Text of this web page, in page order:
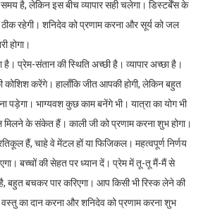
है, लेकिन इस बीच व्यापार सही चलेगा। डिस्टर्बेंस के
ठीक रहेगी। शनिदेव को प्रणाम करना और सूर्य को जल
होगा।
है। प्रेम-संतान की स्थिति अच्छी है। व्यापार अच्छा है।
कोशिश करेंगे। हालाँकि जीत आपकी होगी, लेकिन बहुत
पड़ेगा। भाग्यवश कुछ काम बनेंगे भी। यात्रा का योग भी
के संकेत हैं। काली जी को प्रणाम करना शुभ होगा।
हैं, चाहे वे मेंटल हों या फिजिकल। महत्वपूर्ण निर्णय
बच्चों की सेहत पर ध्यान दें। प्रेम में तू-तू मैं-मैं से
बहुत बचकर पार करिएगा। आप किसी भी रिस्क लेने की
वस्तु का दान करना और शनिदेव को प्रणाम करना शुभ